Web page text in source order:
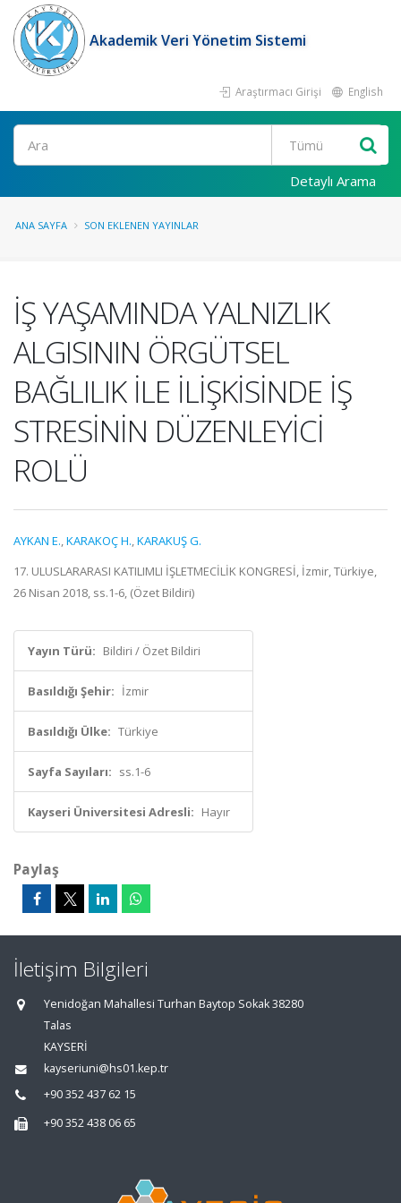
Akademik Veri Yönetim Sistemi
Araştırmacı Girişi English
Ara
Detaylı Arama
ANA SAYFA SON EKLENEN YAYINLAR
İŞ YAŞAMINDA YALNIZLIK
ALGISININ ÖRGÜTSEL
BAĞLILIK İLE İLİŞKİSİNDE İŞ
STRESİNİN DÜZENLEYİCİ
ROLÜ
AYKAN E.,KARAKOÇ H.,KARAKUŞ G.
17. ULUSLARARASI KATILIMLI İŞLETMECİLİK KONGRESİ, İzmir, Türkiye,
26 Nisan 2018, ss.1-6, (Özet Bildiri)
Yayın Türü: Bildiri / Özet Bildiri
Basıldığı Şehir: İzmir
Basıldığı Ülke: Türkiye
Sayfa Sayıları: ss.1-6
Kayseri Üniversitesi Adresli: Hayır
Paylaş
İletişim Bilgileri
Yenidoğan Mahallesi Turhan Baytop Sokak 38280
Talas
KAYSERİ
kayseriuni@hs01.kep.tr
+90 352 437 62 15
+90 352 438 06 65